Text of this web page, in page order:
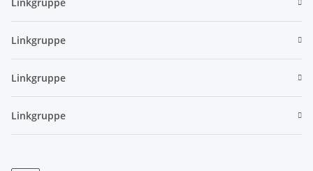
Linkgruppe
Linkgruppe
Linkgruppe